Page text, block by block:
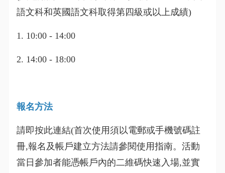
語文科和英國語文科取得第四級或以上成績)
1. 10:00 - 14:00
2. 14:00 - 18:00
報名方法
請即按此連結(首次使用須以電郵或手機號碼註
冊,報名及帳戶建立方法請參閱使用指南。活動
當日參加者能憑帳戶內的二維碼快速入場,並實